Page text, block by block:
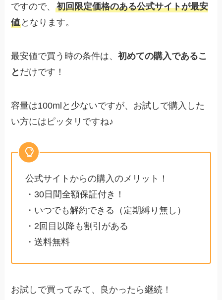
ですので、初回限定価格のある公式サイトが最安
値 となります。
最安値で買う時の条件は、初めての購入であるこ
と だけです！
容量は100mlと少ないですが、お試しで購入した
い方にはピッタリですね♪
公式サイトからの購入のメリット！
・30日間全額保証付き！
・いつでも解約できる（定期縛り無し）
・2回目以降も割引がある
・送料無料
お試しで買ってみて、良かったら継続！